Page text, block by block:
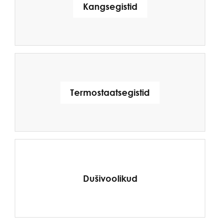
Kangsegistid
Termostaatsegistid
Dušivoolikud